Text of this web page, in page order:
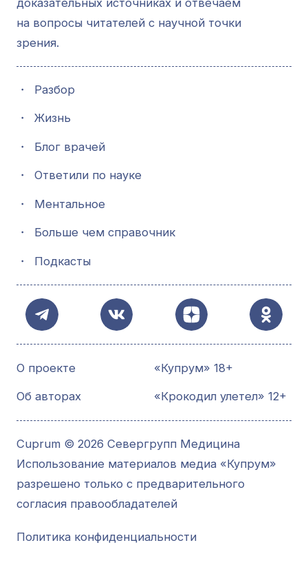
на вопросы читателей с научной точки
зрения.
・ Разбор
・ Жизнь
・ Блог врачей
・ Ответили по науке
・ Ментальное
・ Больше чем справочник
・ Подкасты
О проекте
Об авторах
«Купрум» 18+
«Крокодил улетел» 12+
Cuprum © 2026 Севергрупп Медицина
Использование материалов медиа «Купрум»
разрешено только с предварительного
согласия правообладателей
Политика конфиденциальности